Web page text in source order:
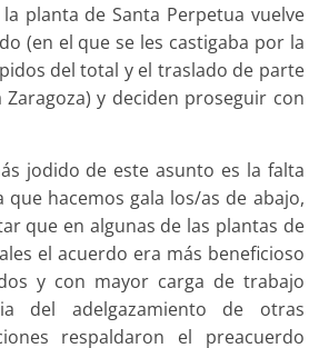
planta de Santa Perpetua vuelve
(en el que se les castigaba por la
del total y el traslado de parte
y deciden proseguir con
jodido de este asunto es la falta
hacemos gala los/as de abajo,
que en algunas de las plantas de
el acuerdo era más beneficioso
y con mayor carga de trabajo
del adelgazamiento de otras
respaldaron el preacuerdo